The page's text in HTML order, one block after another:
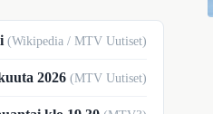
(Wikipedia / MTV Uutiset)
2026 (MTV Uutiset)